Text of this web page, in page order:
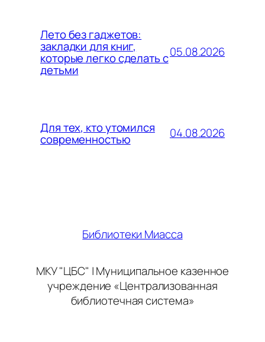
Лето без гаджетов:
закладки для книг,
которые легко сделать с
детьми
05.08.2026
Для тех, кто утомился
современностью 04.08.2026
Библиотеки Миасса
МКУ "ЦБС" | Муниципальное казенное
учреждение «Централизованная
библиотечная система»